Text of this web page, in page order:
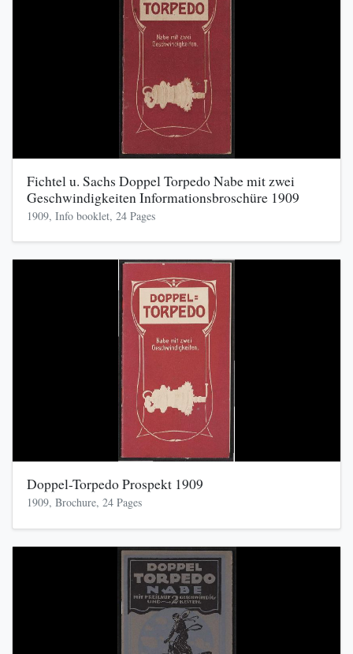
Fichtel u. Sachs Doppel Torpedo Nabe mit zwei
Geschwindigkeiten Informationsbroschüre 1909
1909, Info booklet, 24 Pages
Doppel-Torpedo Prospekt 1909
1909, Brochure, 24 Pages